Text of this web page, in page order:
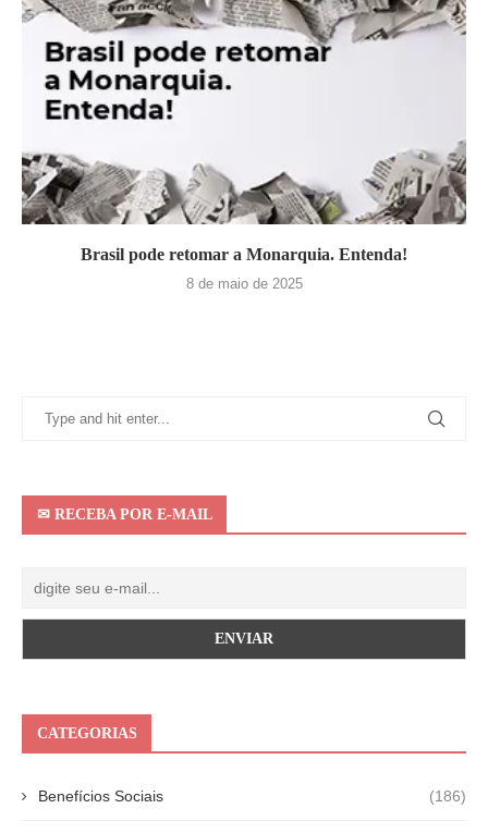
Brasil pode retomar a Monarquia. Entenda!
8 de maio de 2025
✉ RECEBA POR E-MAIL
CATEGORIAS
Benefícios Sociais (186)